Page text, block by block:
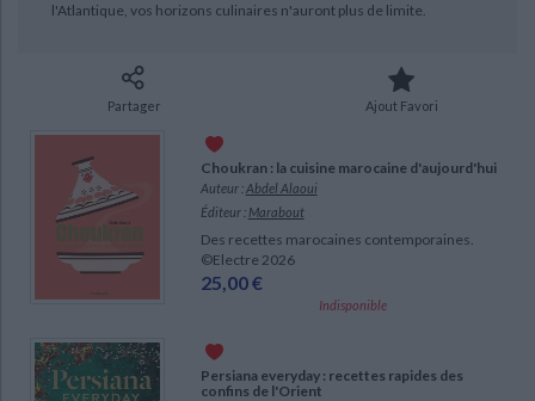
Classiques scolaires Littérature ancienne et médiévale
Littérature de voyage Audio - Livres lus
Littérature en version originale
Ecologie - Environnement Religions - Spiritualités
Histoire des pays
Histoire ancienne
Culture scientifique
Danse
l'Atlantique, vos horizons culinaires n'auront plus de limite.
Partager Ajout Favori
Choukran : la cuisine marocaine d'aujourd'hui
Auteur :Abdel Alaoui
Éditeur : Marabout
Des recettes marocaines contemporaines.
©Electre 2026
25,00 €
Indisponible
Persiana everyday : recettes rapides des
confins de l'Orient